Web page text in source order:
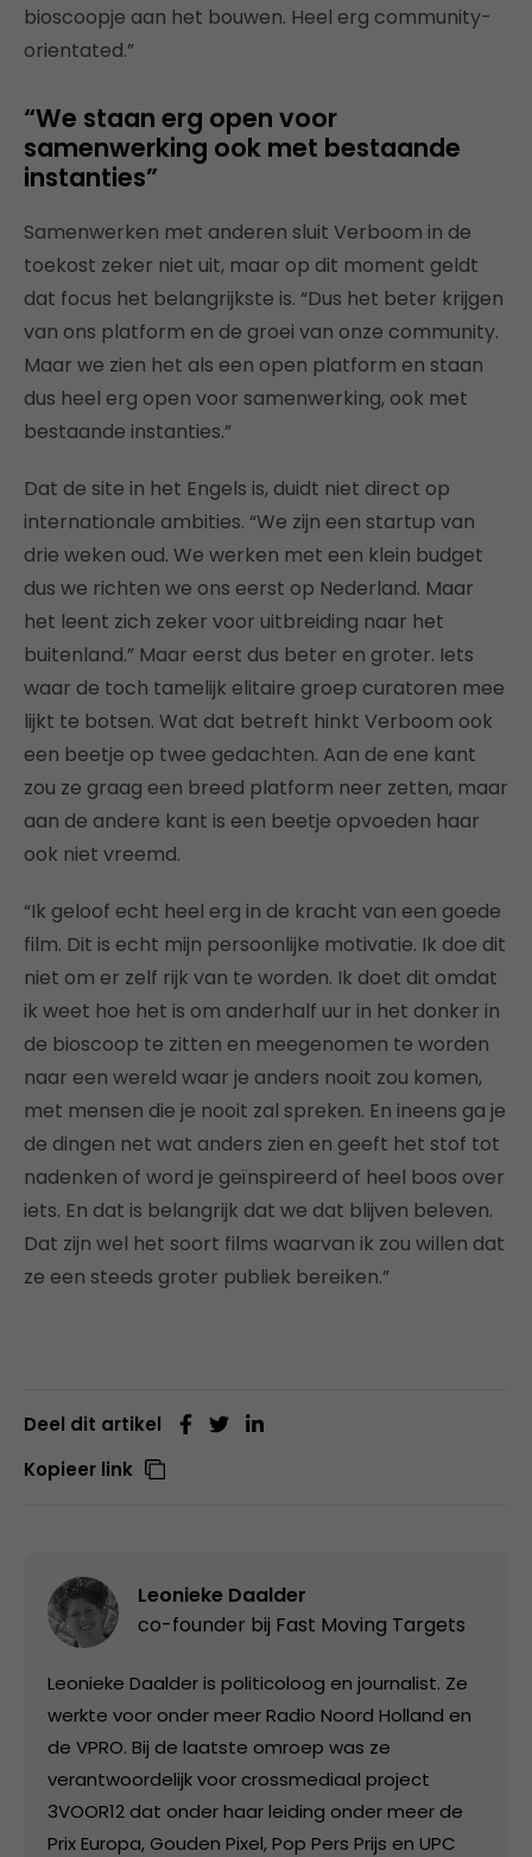
bioscoopje aan het bouwen. Heel erg community-
orientated.”
“We staan erg open voor
samenwerking ook met bestaande
instanties”
Samenwerken met anderen sluit Verboom in de
toekost zeker niet uit, maar op dit moment geldt
dat focus het belangrijkste is. “Dus het beter krijgen
van ons platform en de groei van onze community.
Maar we zien het als een open platform en staan
dus heel erg open voor samenwerking, ook met
bestaande instanties.”
Dat de site in het Engels is, duidt niet direct op
internationale ambities. “We zijn een startup van
drie weken oud. We werken met een klein budget
dus we richten we ons eerst op Nederland. Maar
het leent zich zeker voor uitbreiding naar het
buitenland.” Maar eerst dus beter en groter. Iets
waar de toch tamelijk elitaire groep curatoren mee
lijkt te botsen. Wat dat betreft hinkt Verboom ook
een beetje op twee gedachten. Aan de ene kant
zou ze graag een breed platform neer zetten, maar
aan de andere kant is een beetje opvoeden haar
ook niet vreemd.
“Ik geloof echt heel erg in de kracht van een goede
film. Dit is echt mijn persoonlijke motivatie. Ik doe dit
niet om er zelf rijk van te worden. Ik doet dit omdat
ik weet hoe het is om anderhalf uur in het donker in
de bioscoop te zitten en meegenomen te worden
naar een wereld waar je anders nooit zou komen,
met mensen die je nooit zal spreken. En ineens ga je
de dingen net wat anders zien en geeft het stof tot
nadenken of word je geïnspireerd of heel boos over
iets. En dat is belangrijk dat we dat blijven beleven.
Dat zijn wel het soort films waarvan ik zou willen dat
ze een steeds groter publiek bereiken.”
Deel dit artikel
Kopieer link
Leonieke Daalder
co-founder bij Fast Moving Targets
Leonieke Daalder is politicoloog en journalist. Ze
werkte voor onder meer Radio Noord Holland en
de VPRO. Bij de laatste omroep was ze
verantwoordelijk voor crossmediaal project
3VOOR12 dat onder haar leiding onder meer de
Prix Europa, Gouden Pixel, Pop Pers Prijs en UPC